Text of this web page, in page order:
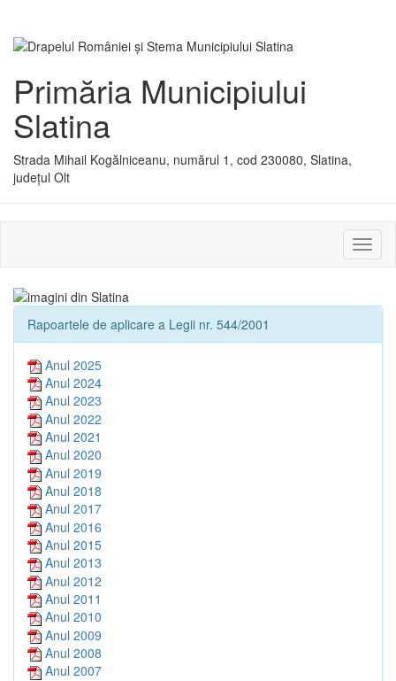
Primăria Municipiului
Slatina
Strada Mihail Kogălniceanu, numărul 1, cod 230080, Slatina,
județul Olt
sau
Rapoartele de aplicare a Legii nr. 544/2001
Anul 2025
Anul 2024
Anul 2023
Anul 2022
Anul 2021
Anul 2020
Anul 2019
Anul 2018
Anul 2017
Anul 2016
Anul 2015
Anul 2013
Anul 2012
Anul 2011
Anul 2010
Anul 2009
Anul 2008
Anul 2007